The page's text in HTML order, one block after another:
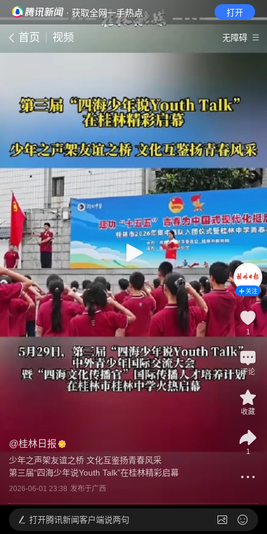
· 获取全网一手热点 打开
首页 视频 无障碍
@桂林日报
少年之声架友谊之桥 文化互鉴扬青春风采
第三届“四海少年说Youth Talk”在桂林精彩启幕
2026-06-01 23:38 发布于广西
关注
1
评论
收藏
1
打开腾讯新闻客户端说两句